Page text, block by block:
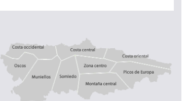
Costa occidental
Oscos
MuniellosSomiedo
Costa central
zona centro
Montaña centralPicos de